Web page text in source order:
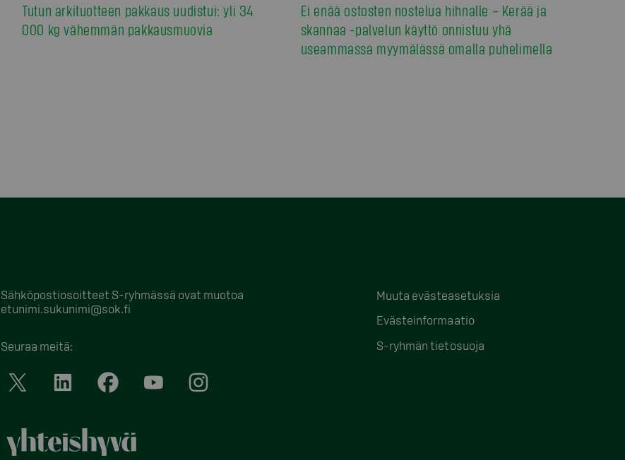
Tutun arkituotteen pakkaus uudistui: yli 34
000 kg vähemmän pakkausmuovia
Ei enää ostosten nostelua hihnalle – Kerää ja
skannaa -palvelun käyttö onnistuu yhä
useammassa myymälässä omalla puhelimella
Sähköpostiosoitteet S-ryhmässä ovat muotoa
etunimi.sukunimi@sok.fi
Seuraa meitä:
Muuta evästeasetuksia
Evästeinformaatio
S-ryhmän tietosuoja